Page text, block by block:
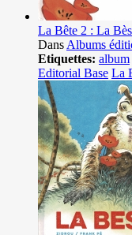
La Bête 2 : La
Dans Albums
Etiquettes: album
Editorial Base La